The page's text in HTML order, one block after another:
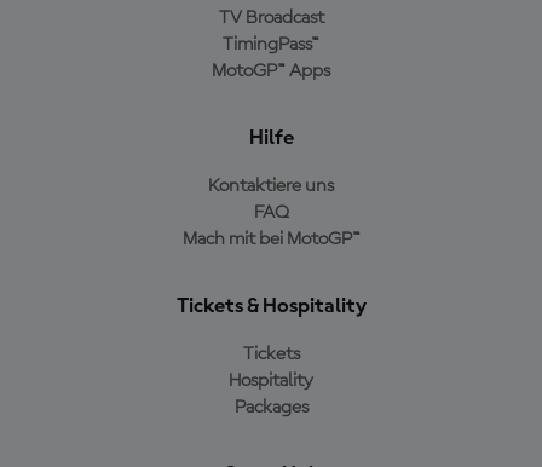
TV Broadcast
TimingPass™
MotoGP™ Apps
Hilfe
Kontaktiere uns
FAQ
Mach mit bei MotoGP™
Tickets & Hospitality
Tickets
Hospitality
Packages